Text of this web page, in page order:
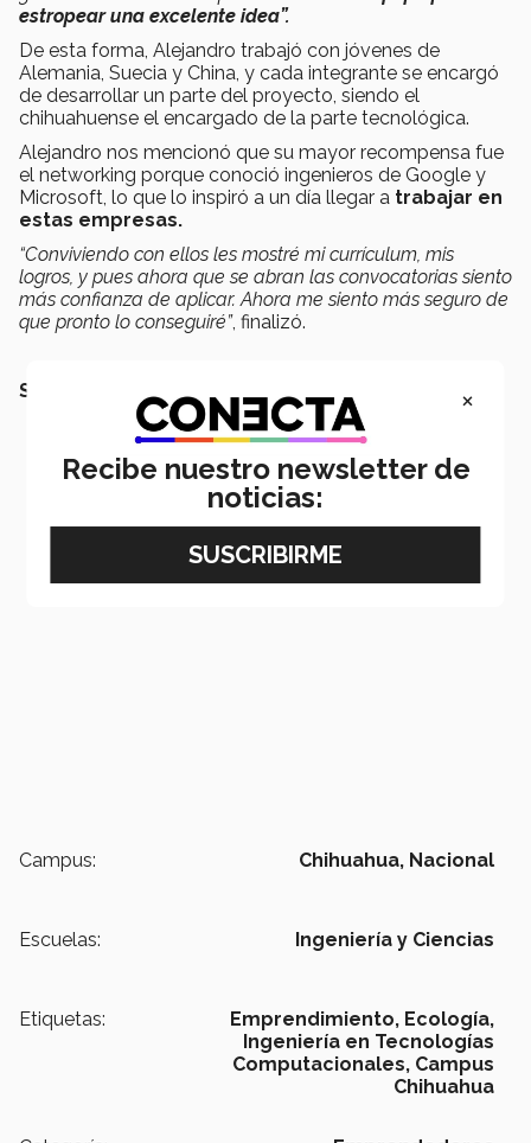
estropear una excelente idea”.
De esta forma, Alejandro trabajó con jóvenes de
Alemania, Suecia y China, y cada integrante se encargó
de desarrollar un parte del proyecto, siendo el
chihuahuense el encargado de la parte tecnológica.
Alejandro nos mencionó que su mayor recompensa fue
el networking porque conoció ingenieros de Google y
Microsoft, lo que lo inspiró a un día llegar a trabajar en
estas empresas.
“Conviviendo con ellos les mostré mi currículum, mis
logros, y pues ahora que se abran las convocatorias siento
más confianza de aplicar.Ahora me siento más seguro de
que pronto lo conseguiré”, finalizó.
SEGURAMENTE QUERRÁS LEER TAMBIÉN:
Campus: Chihuahua, Nacional
Escuelas: Ingeniería y Ciencias
Etiquetas: Emprendimiento, Ecología,
Ingeniería en Tecnologías
Computacionales, Campus
Chihuahua
×
Recibe nuestro newsletter de
noticias: